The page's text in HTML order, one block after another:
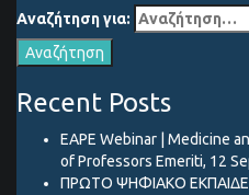
Αναζήτηση για:
Recent Posts
EAPE Webinar | Medicine
of Professors Emeriti, 12
ΠΡΩΤΟ ΨΗΦΙΑΚΟ